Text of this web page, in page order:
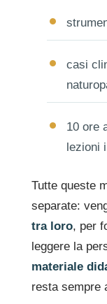
casi
10 ore
lezioni
Tutte queste
separate:
tra loro, per
leggere la
materiale
resta sempre